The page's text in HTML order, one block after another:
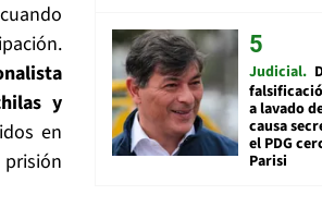
y
en
Judicial
a lavado
causa
el PDG
Parisi